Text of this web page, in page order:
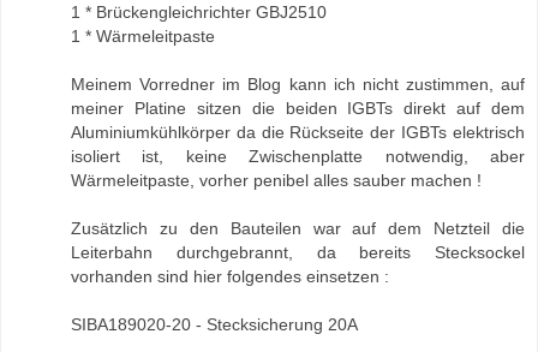
1 * Brückengleichrichter GBJ2510
1 * Wärmeleitpaste
Meinem Vorredner im Blog kann ich nicht zustimmen, auf
meiner Platine sitzen die beiden IGBTs direkt auf dem
Aluminiumkühlkörper da die Rückseite der IGBTs elektrisch
isoliert ist, keine Zwischenplatte notwendig, aber
Wärmeleitpaste, vorher penibel alles sauber machen !
Zusätzlich zu den Bauteilen war auf dem Netzteil die
Leiterbahn durchgebrannt, da bereits Stecksockel
vorhanden sind hier folgendes einsetzen :
SIBA189020-20 - Stecksicherung 20A